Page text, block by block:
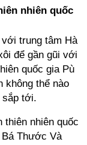
nhiên quốc
trung tâm Hà
để gần gũi với
quốc gia Pù
không thể nào
sắp tới.
thiên nhiên quốc
Bá Thước Và